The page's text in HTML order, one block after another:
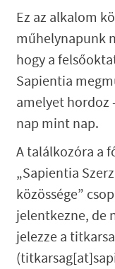
Ez az alkalom
műhelynapunk
hogy a
Sapientia
amelyet hordoz
nap mint nap.
A találkozóra a
„Sapientia
közössége”
jelentkezne, de
jelezze a